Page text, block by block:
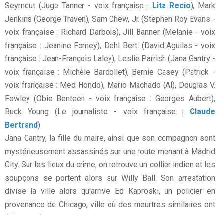
Seymout (Juge Tanner - voix française : Lita Recio), Mark
Jenkins (George Traven), Sam Chew, Jr. (Stephen Roy Evans -
voix française : Richard Darbois), Jill Banner (Melanie - voix
française : Jeanine Forney), Dehl Berti (David Aguilas - voix
française : Jean-François Laley), Leslie Parrish (Jana Gantry -
voix française : Michèle Bardollet), Bernie Casey (Patrick -
voix française : Med Hondo), Mario Machado (Al), Douglas V.
Fowley (Obie Benteen - voix française : Georges Aubert),
Buck Young (Le journaliste - voix française : Claude
Bertrand)
Jana Gantry, la fille du maire, ainsi que son compagnon sont
mystérieusement assassinés sur une route menant à Madrid
City. Sur les lieux du crime, on retrouve un collier indien et les
soupçons se portent alors sur Willy Ball. Son arrestation
divise la ville alors qu'arrive Ed Kaproski, un policier en
provenance de Chicago, ville où des meurtres similaires ont